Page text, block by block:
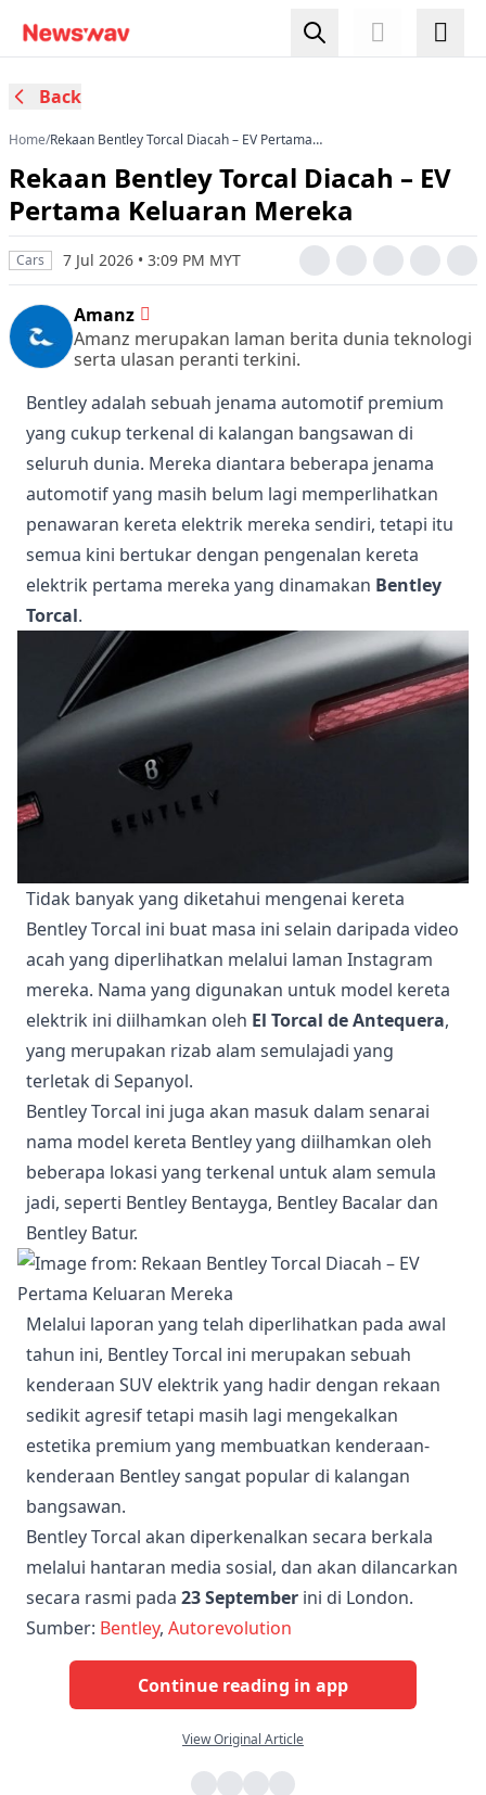
Back
Home/Rekaan Bentley Torcal Diacah – EV Pertama
Rekaan Bentley Torcal Diacah – EV
Pertama Keluaran Mereka
Cars 7 Jul 2026 • 3:09 PM MYT
Amanz
Amanz merupakan laman berita dunia teknologi
serta ulasan peranti terkini.
Bentley adalah sebuah jenama automotif premium
yang cukup terkenal di kalangan bangsawan di
seluruh dunia. Mereka diantara beberapa jenama
automotif yang masih belum lagi memperlihatkan
penawaran kereta elektrik mereka sendiri, tetapi itu
semua kini bertukar dengan pengenalan kereta
elektrik pertama mereka yang dinamakan Bentley
Torcal.
Tidak banyak yang diketahui mengenai kereta
Bentley Torcal ini buat masa ini selain daripada video
acah yang diperlihatkan melalui laman Instagram
mereka. Nama yang digunakan untuk model kereta
elektrik ini diilhamkan oleh El Torcal de Antequera,
yang merupakan rizab alam semulajadi yang
terletak di Sepanyol.
Bentley Torcal ini juga akan masuk dalam senarai
nama model kereta Bentley yang diilhamkan oleh
beberapa lokasi yang terkenal untuk alam semula
jadi, seperti Bentley Bentayga, Bentley Bacalar dan
Bentley Batur.
Melalui laporan yang telah diperlihatkan pada awal
tahun ini, Bentley Torcal ini merupakan sebuah
kenderaan SUV elektrik yang hadir dengan rekaan
sedikit agresif tetapi masih lagi mengekalkan
estetika premium yang membuatkan kenderaan-
kenderaan Bentley sangat popular di kalangan
bangsawan.
Bentley Torcal akan diperkenalkan secara berkala
melalui hantaran media sosial, dan akan dilancarkan
secara rasmi pada 23 September ini di London.
Sumber: Bentley, Autorevolution
Continue reading in app
View Original Article